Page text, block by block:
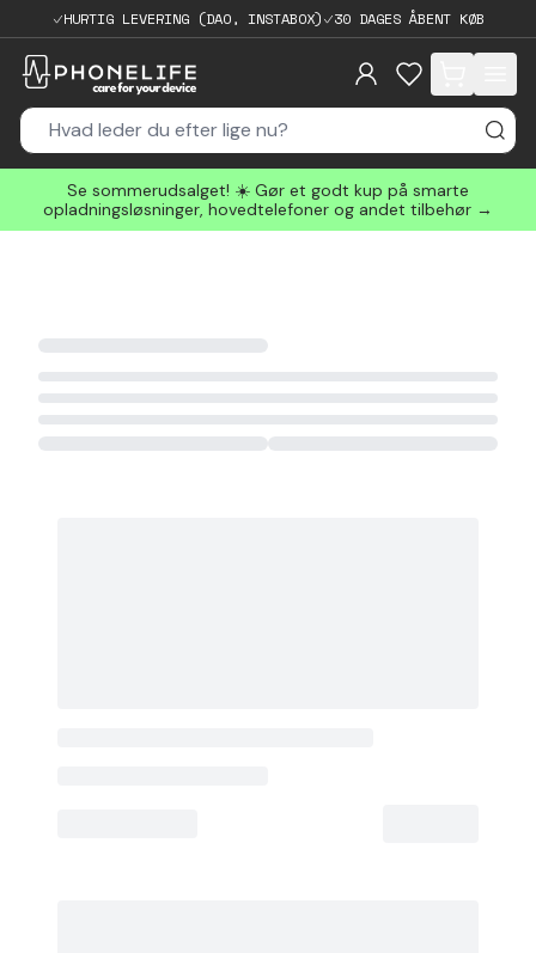
HURTIG LEVERING (DAO, INSTABOX) 30 DAGES ÅBENT KØB
items in cart,
Se sommerudsalget! ☀️ Gør et godt kup på smarte
opladningsløsninger, hovedtelefoner og andet tilbehør →